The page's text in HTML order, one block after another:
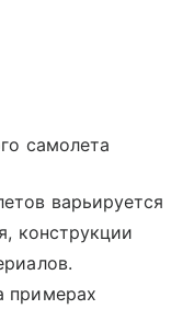
самолета
варьируется
конструкции
примерах